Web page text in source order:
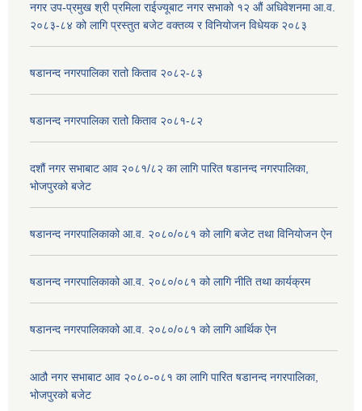
नगर उप-प्रमुख श्री प्रमिला राईज्यूबाट नगर सभाको १२ ‍औं अधिवेशनमा आ.व.
२०८३-८४ को लागि प्रस्तुत बजेट वक्तव्य र विनियोजन विधेयक २०८३
षडानन्द नगरपालिका रातो किताव २०८२-८३
षडानन्द नगरपालिका रातो किताव २०८१-८२
दशौं नगर सभाबाट आव २०८१/८२ का लागि पारित षडानन्द नगरपालिका,
भोजपुरको बजेट
षडानन्द नगरपालिकाको आ.व. २०८०/०८१ को लागि बजेट तथा विनियोजन ऐन
षडानन्द नगरपालिकाको आ.व. २०८०/०८१ को लागि नीति तथा कार्यक्रम
षडानन्द नगरपालिकाको आ.व. २०८०/०८१ को लागि आर्थिक ऐन
आठौ नगर सभाबाट आव २०८०-०८१ का लागि पारित षडानन्द नगरपालिका,
भोजपुरको बजेट